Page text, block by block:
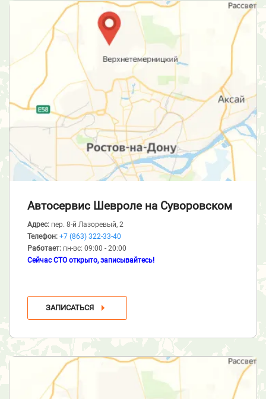
Автосервис Шевроле на Суворовском
Адрес: пер. 8-й Лазоревый, 2
Телефон: +7 (863) 322-33-40
Работает: пн-вс: 09:00 - 20:00
Сейчас СТО открыто, записывайтесь!
ЗАПИСАТЬСЯ